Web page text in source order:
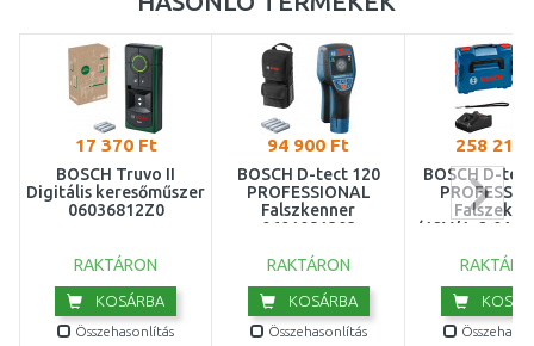
17 370 Ft
BOSCH Truvo II
Digitális keresőműszer
06036812Z0
RAKTÁRON
KOSÁRBA
Összehasonlítás
94 900 Ft
BOSCH D-tect 120
PROFESSIONAL
Falszkenner
0601081303
RAKTÁRON
KOSÁRBA
Összehasonlítás
258 217
BOSCH D-
(12V/1x2,0Ah)